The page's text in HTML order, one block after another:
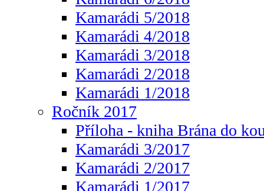
Kamarádi 5/2018
Kamarádi 4/2018
Kamarádi 3/2018
Kamarádi 2/2018
Kamarádi 1/2018
Ročník 2017
Příloha - kniha Brána do
Kamarádi 3/2017
Kamarádi 2/2017
Kamarádi 1/2017